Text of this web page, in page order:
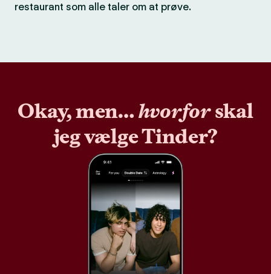
restaurant som alle taler om at prøve.
Okay, men…hvorforskal
jeg vælge Tinder?